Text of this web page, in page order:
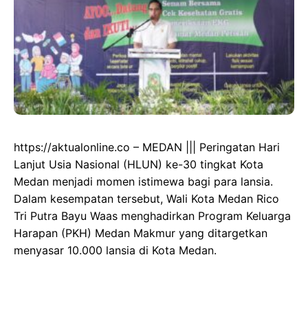
https://aktualonline.co – MEDAN ||| Peringatan Hari
Lanjut Usia Nasional (HLUN) ke-30 tingkat Kota
Medan menjadi momen istimewa bagi para lansia.
Dalam kesempatan tersebut, Wali Kota Medan Rico
Tri Putra Bayu Waas menghadirkan Program Keluarga
Harapan (PKH) Medan Makmur yang ditargetkan
menyasar 10.000 lansia di Kota Medan.